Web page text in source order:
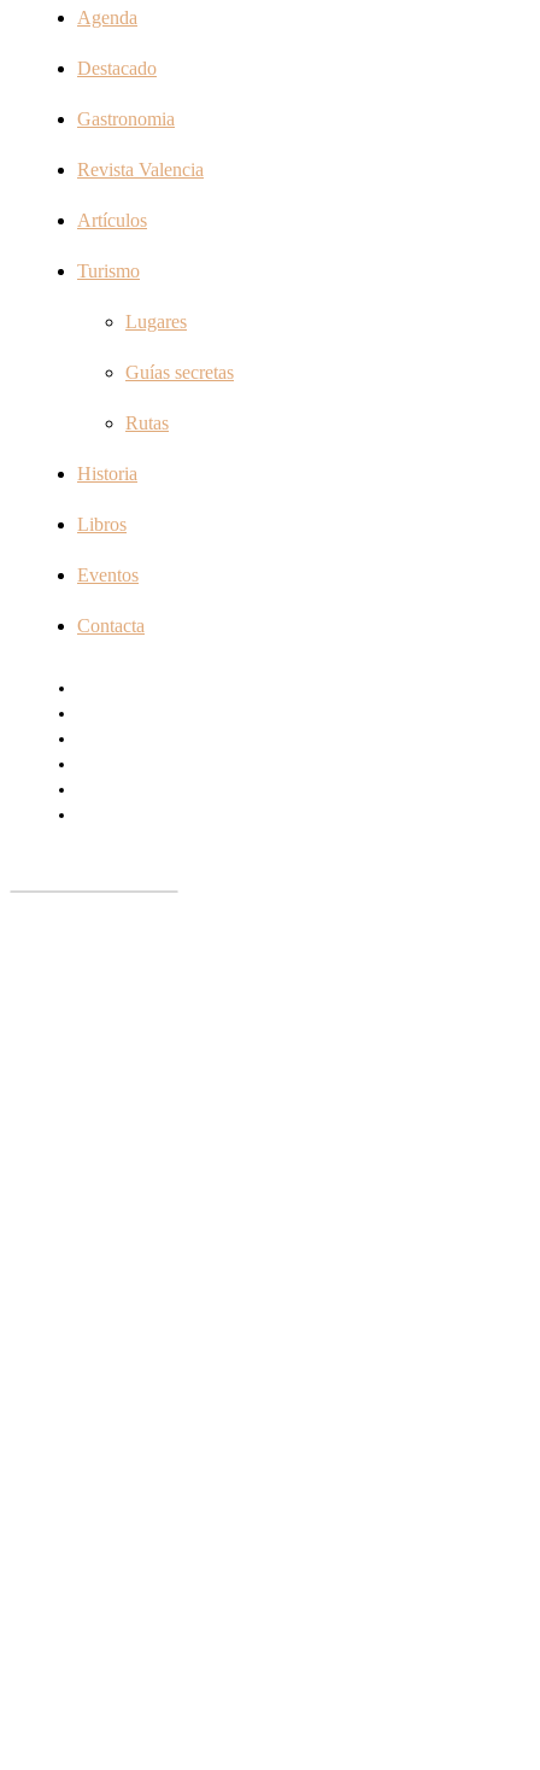
Agenda
Destacado
Gastronomia
Revista Valencia
Artículos
Turismo
Lugares
Guías secretas
Rutas
Historia
Libros
Eventos
Contacta